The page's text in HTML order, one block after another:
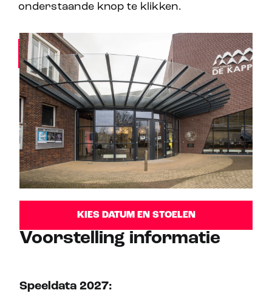
onderstaande knop te klikken.
STUUR EEN E-MAIL
KIES DATUM EN STOELEN
Voorstelling informatie
Speeldata 2027: